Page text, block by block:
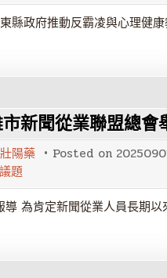
縣政府推動反霸凌與心理健
新聞從業聯盟總
陽藥 Posted on
題
為肯定新聞從業人員長期